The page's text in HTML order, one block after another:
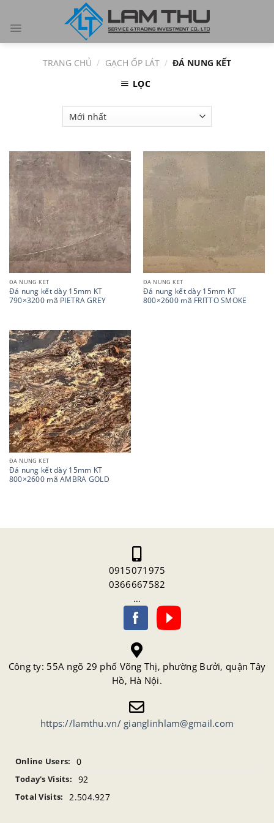
content
TRANG CHỦ / GẠCH ỐP LÁT / ĐÁ NUNG KẾT
LỌC
ĐÁ NUNG KẾT
Đá nung kết dày 15mm KT
790×3200 mã PIETRA GREY
ĐÁ NUNG KẾT
Đá nung kết dày 15mm KT
800×2600 mã FRITTO SMOKE
ĐÁ NUNG KẾT
Đá nung kết dày 15mm KT
800×2600 mã AMBRA GOLD
0915071975
0366667582
…
Công ty: 55A ngõ 29 phố Võng Thị, phường Bưởi, quận Tây
Hồ, Hà Nội.
https://lamthu.vn/ gianglinhlam@gmail.com
Online Users: 0
Today's Visits: 92
Total Visits: 2.504.927